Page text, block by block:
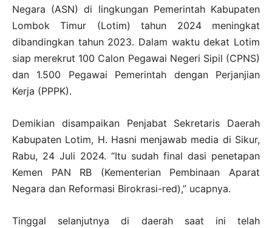
Negara (ASN) di lingkungan Pemerintah Kabupaten
Lombok Timur (Lotim) tahun 2024 meningkat
dibandingkan tahun 2023. Dalam waktu dekat Lotim
siap merekrut 100 Calon Pegawai Negeri Sipil (CPNS)
dan 1.500 Pegawai Pemerintah dengan Perjanjian
Kerja (PPPK).
Demikian disampaikan Penjabat Sekretaris Daerah
Kabupaten Lotim, H. Hasni menjawab media di Sikur,
Rabu, 24 Juli 2024. “Itu sudah final dasi penetapan
Kemen PAN RB (Kementerian Pembinaan Aparat
Negara dan Reformasi Birokrasi-red),” ucapnya.
Tinggal selanjutnya di daerah saat ini telah